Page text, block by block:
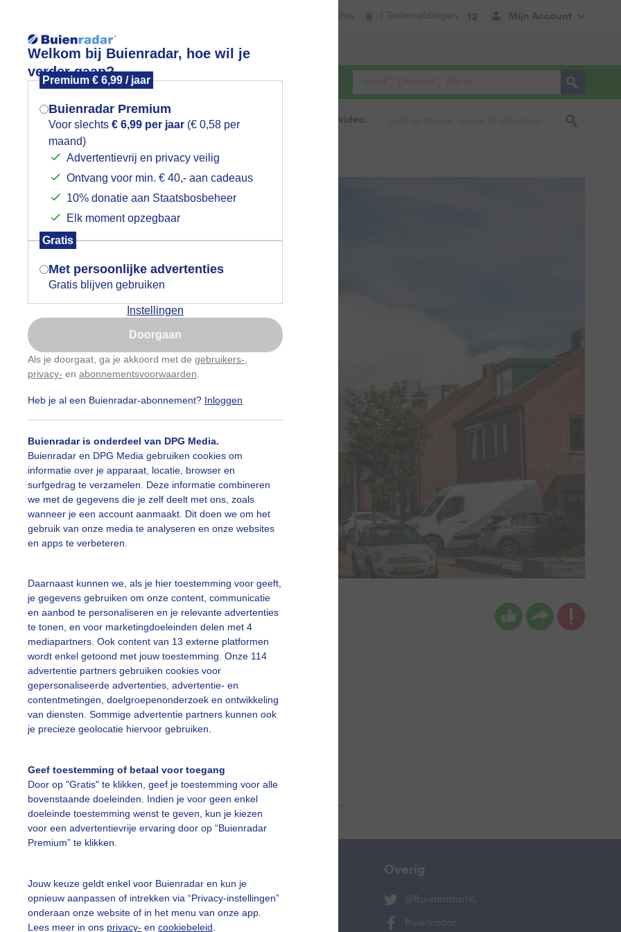
Welkom bij Buienradar, hoe wil je
verder gaan?
Premium € 6,99 / jaar
Buienradar Premium
Voor slechts € 6,99 per jaar (€ 0,58 per
maand)
Advertentievrij en privacy veilig
Ontvang voor min. € 40,- aan cadeaus
10% donatie aan Staatsbosbeheer
Elk moment opzegbaar
Gratis
Met persoonlijke advertenties
Gratis blijven gebruiken
Instellingen
Doorgaan
Als je doorgaat, ga je akkoord met de gebruikers-
privacy- en abonnementsvoorwaarden
Heb je al een Buienradar-abonnement? Inloggen
Buienradar is onderdeel van DPG Media.
Buienradar en DPG Media gebruiken cookies om
informatie over je apparaat, locatie, browser en
surfgedrag te verzamelen. Deze informatie combineren
we met de gegevens die je zelf deelt met ons, zoals
wanneer je een account aanmaakt. Dit doen we om het
gebruik van onze media te analyseren en onze websites
en apps te verbeteren.
Daarnaast kunnen we, als je hier toestemming voor geeft,
je gegevens gebruiken om onze content, communicatie
en aanbod te personaliseren en je relevante advertenties
te tonen, en voor marketingdoeleinden delen met 4
mediapartners. Ook content van 13 externe platformen
wordt enkel getoond met jouw toestemming. Onze 114
advertentie partners gebruiken cookies voor
gepersonaliseerde advertenties, advertentie- en
contentmetingen, doelgroepenonderzoek en ontwikkeling
van diensten. Sommige advertentie partners kunnen ook
je precieze geolocatie hiervoor gebruiken.
Geef toestemming of betaal voor toegang
Door op "Gratis" te klikken, geef je toestemming voor alle
bovenstaande doeleinden. Indien je voor geen enkel
doeleinde toestemming wenst te geven, kun je kiezen
voor een advertentievrije ervaring door op “Buienradar
Premium” te klikken.
Jouw keuze geldt enkel voor Buienradar en kun je
opnieuw aanpassen of intrekken via “Privacy-instellingen”
onderaan onze website of in het menu van onze app.
Lees meer in ons privacy- en cookiebeleid
Mijn Account
Files 8 | Treinmeldingen 13
Lees meer.
Foto en video Weerzine
Zoeken in foto & video:
wolken luchten
wolken luchten in Zeeland, eind van de middag 17:18
Gemaakt: 10-06-2026, 39x bekeken
Wolken
slideshow
Een moment geduld aub...
vragen
De Bilt
Overig
@BuienradarNL
Buienradar
Mogen we je locatie gebruiken voor
het weer?
Indien je hier nog geen akkoord op hebt
gegeven, verschijnt er zo een pop-up uit
je browser waarin deze toestemming
gevraagd wordt.
Is goed, toon de popup
Nu niet, misschien later
Gebruik je Safari en wil je niet elke dag deze pop-up
Klikhierom dit aan te passen